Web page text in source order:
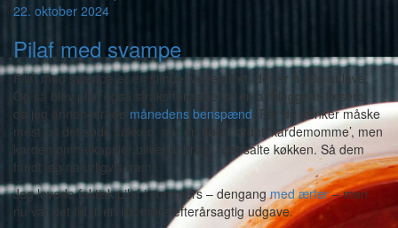
22. oktober 2024
Pilaf med svampe
Pilaf med svampe er en simpel vegetarret, der er hurtig at lave.
Og så blev pilaf også straks foreslået af en af bloggens læsere,
da jeg annoncerede månedens benspænd . For du tænker måske
mest på det søde køkken, når du hører ordet ‘kardemomme’, men
kardemommekapsler bliver tit brugt i det salte køkken. Så dem
fandt jeg naturligvis frem.
Jeg lavede faktisk pilaf i sommers – dengangmed ærter– men
nu var det tid til en lidt mere efterårsagtig udgave.